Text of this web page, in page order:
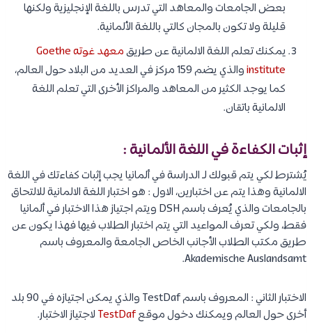
بعض الجامعات والمعاهد التي تدرس باللغة الإنجليزية ولكنها
قليلة ولا تكون بالمجان كالتي باللغة الألمانية.
يمكنك تعلم اللغة الالمانية عن طريق
معهد غوته Goethe
institute
والذي يضم 159 مركز في العديد من البلاد حول العالم،
كما يوجد الكثير من المعاهد والمراكز الأخرى التي تعلم اللغة
الالمانية باتقان.
إثبات الكفاءة في اللغة الألمانية :
يُشترط لكي يتم قبولك لـ الدراسة في ألمانيا يجب إثبات كفاءتك في اللغة
الالمانية وهذا يتم عن اختبارين، الاول : هو اختبار اللغة الالمانية للالتحاق
بالجامعات والذي يُعرف باسم DSH ويتم اجتياز هذا الاختبار في ألمانيا
فقط، ولكي تعرف المواعيد التي يتم اختبار الطلاب فيها فهذا يكون عن
طريق مكتب الطلاب الأجانب الخاص الجامعة والمعروف باسم
Akademische Auslandsamt.
الاختبار الثاني : المعروف باسم TestDaf والذي يمكن اجتيازه في 90 بلد
أخرى حول العالم ويمكنك دخول موقعTestDaf لاجتياز الاختبار.